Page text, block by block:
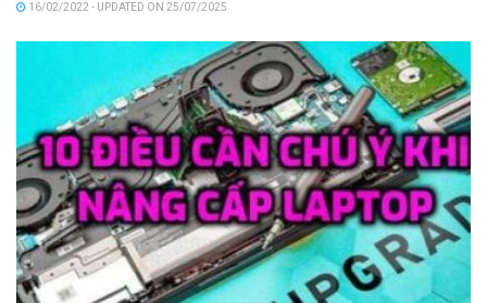
16/02/2022 - UPDATED ON 25/07/2025